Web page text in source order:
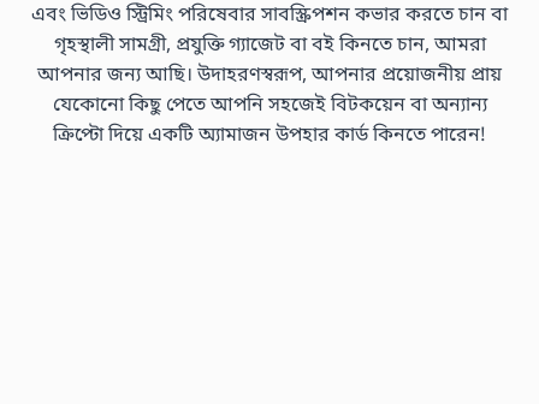
এবং ভিডিও স্ট্রিমিং পরিষেবার সাবস্ক্রিপশন কভার করতে চান বা
গৃহস্থালী সামগ্রী, প্রযুক্তি গ্যাজেট বা বই কিনতে চান, আমরা
আপনার জন্য আছি। উদাহরণস্বরূপ, আপনার প্রয়োজনীয় প্রায়
যেকোনো কিছু পেতে আপনি সহজেই বিটকয়েন বা অন্যান্য
ক্রিপ্টো দিয়ে একটি অ্যামাজন উপহার কার্ড কিনতে পারেন!